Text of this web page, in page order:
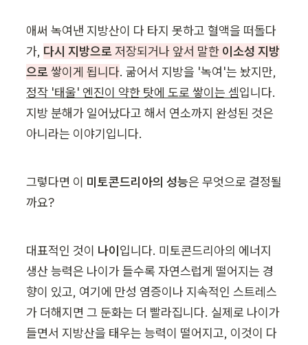
애써 녹여낸 지방산이 다 타지 못하고 혈액을 떠돌다
가, 다시 지방으로 저장되거나 앞서 말한 이소성 지방
으로 쌓이게 됩니다
정작 '태울' 엔진이 약한 탓에 도로 쌓이는 셈입니다.
지방 분해가 일어났다고 해서 연소까지 완성된 것은
아니라는 이야기입니다.
그렇다면 이 미토콘드리아의 성능은 무엇으로 결정될
까요?
대표적인 것이 나이입니다. 미토콘드리아의 에너지
생산 능력은 나이가 들수록 자연스럽게 떨어지는 경
향이 있고, 여기에 만성 염증이나 지속적인 스트레스
가 더해지면 그 둔화는 더 빨라집니다. 실제로 나이가
들면서 지방산을 태우는 능력이 떨어지고, 이것이 다